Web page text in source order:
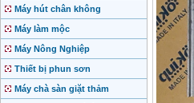
Máy hút chân không
Máy làm mộc
Máy Nông Nghiệp
Thiết bị phun sơn
Máy chà sàn giặt thảm